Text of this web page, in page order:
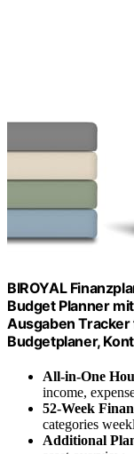
BIROYAL
Budget Planner
Ausgaben Tracker
Budgetplaner,
All-in-One
income,
52-Week
categories
Additional